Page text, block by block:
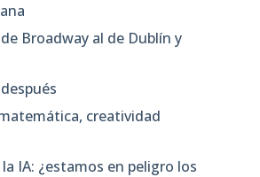
Broadway al de Dublín y
creatividad
IA: ¿estamos en peligro los